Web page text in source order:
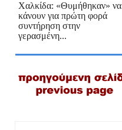
Χαλκίδα: «Θυμήθηκαν» να
κάνουν για πρώτη φορά
συντήρηση στην
γερασμένη...